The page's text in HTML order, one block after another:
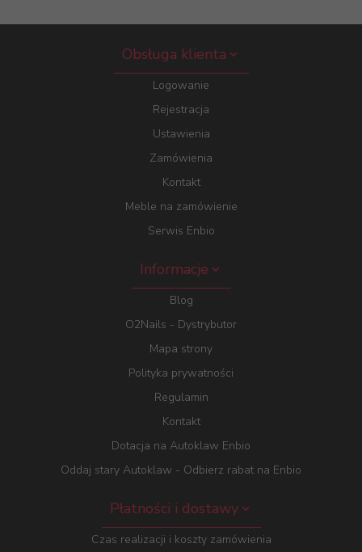
Obsługa klienta
Logowanie
Rejestracja
Ustawienia
Zamówienia
Kontakt
Meble na zamówienie
Serwis Enbio
Informacje
Blog
O2Nails - Dystrybutor
Mapa strony
Polityka prywatności
Regulamin
Kontakt
Dotacja na Autoklaw Enbio
Oddaj stary Autoklaw - Odbierz rabat na Enbio
Płatności i dostawy
Czas realizacji i koszty zamówienia